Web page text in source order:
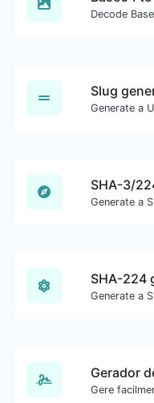
Slug
SHA-3/
SHA-224
Gerador